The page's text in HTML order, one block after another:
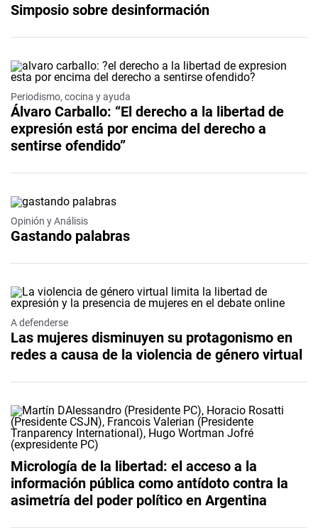
Simposio sobre desinformación
Periodismo, cocina y ayuda
Álvaro Carballo: “El derecho a la libertad de
expresión está por encima del derecho a
sentirse ofendido”
Opinión y Análisis
Gastando palabras
A defenderse
Las mujeres disminuyen su protagonismo en
redes a causa de la violencia de género virtual
Micrología de la libertad: el acceso a la
información pública como antídoto contra la
asimetría del poder político en Argentina